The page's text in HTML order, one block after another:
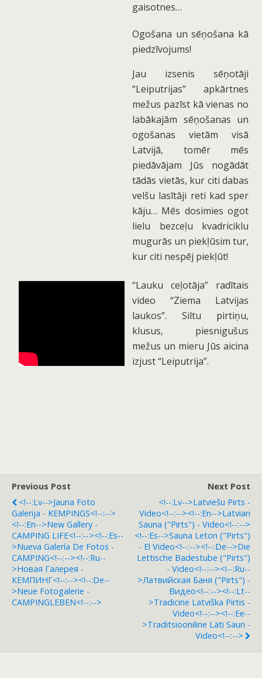
gaisotnes…
Ogošana un sēņošana kā
piedzīvojums!
Jau izsenis sēņotāji
“Leiputrijas” apkārtnes
mežus pazīst kā vienas no
labākajām sēņošanas un
ogošanas vietām visā
Latvijā, tomēr mēs
piedāvājam Jūs nogādāt
tādās vietās, kur citi dabas
velšu lasītāji reti kad sper
kāju… Mēs dosimies ogot
lielu bezceļu kvadriciklu
mugurās un piekļūsim tur,
kur citi nespēj piekļūt!
“Lauku ceļotāja” radītais
video “Ziema Latvijas
laukos”. Siltu pirtiņu,
klusus, piesnigušus
mežus un mieru Jūs aicina
izjust “Leiputrija”.
Previous Post
<!--:lv-->Jauna Foto
Galerija - KEMPINGS<!--:-->
<!--:en-->New Gallery -
CAMPING LIFE<!--:--><!--:es--
>Nueva Galería De Fotos -
CAMPING<!--:--><!--:ru--
>Hовая Галерея -
КЕМПИНГ<!--:--><!--:de--
>Neue Fotogalerie -
CAMPINGLEBEN<!--:-->
Next Post
<!--:lv-->Latviešu Pirts -
Video<!--:--><!--:en-->Latvian
Sauna ("pirts") - Video<!--:-->
<!--:es-->Sauna Leton ("pirts")
- El Video<!--:--><!--:de-->Die
Lettische Badestube ("pirts")
- Video<!--:--><!--:ru--
>Латвийская Баня ("pirts") -
Видео<!--:--><!--:lt--
>Tradicine Latviška Pirtis -
Video<!--:--><!--:ee--
>Traditsiooniline Läti Saun -
Video<!--:-->